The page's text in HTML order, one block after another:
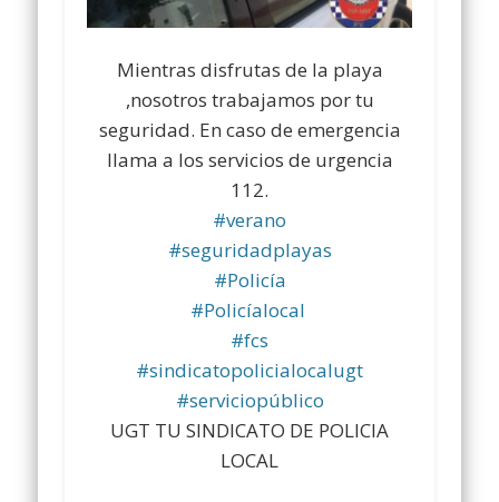
Mientras disfrutas de la playa
,nosotros trabajamos por tu
seguridad. En caso de emergencia
llama a los servicios de urgencia
112.
#verano
#seguridadplayas
#Policía
#Policíalocal
#fcs
#sindicatopolicialocalugt
#serviciopúblico
UGT TU SINDICATO DE POLICIA
LOCAL